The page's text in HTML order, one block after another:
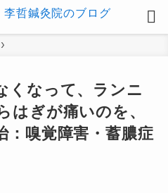
くなって、ランニ
はぎが痛いのを、
：嗅覚障害・蓄膿症